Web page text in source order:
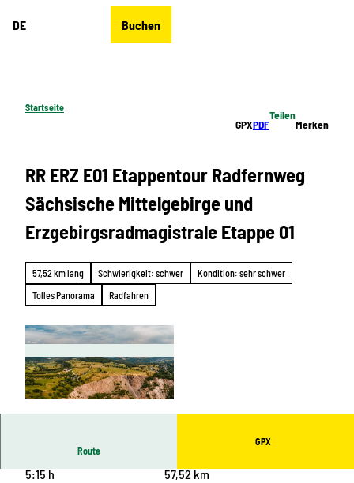
DE Buchen
Startseite
GPXPDF
Teilen
Merken
RR ERZ E01 Etappentour Radfernweg
Sächsische Mittelgebirge und
Erzgebirgsradmagistrale Etappe 01
57,52 km lang Schwierigkeit: schwer
Kondition: sehr schwer
Tolles Panorama
Radfahren
erg |CC-BY-ND
Route
GPX
5:15 h
57,52 km